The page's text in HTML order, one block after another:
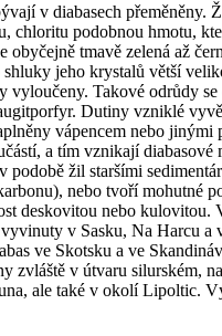
v diabasech přeměněny.
chloritu podobnou hmotu,
obyčejně tmavě zelená až
shluky jeho krystalů větší
vyloučeny. Takové odrůdy
Dutiny vzniklé
vápencem nebo jinými
a tím vznikají diabasové
podobě žil staršími
nebo tvoří mohutné
deskovitou nebo kulovitou.
v Sasku, Na Harcu a
ve Skotsku a ve
zvláště v útvaru silurském,
ale také v okolí Lipoltic.